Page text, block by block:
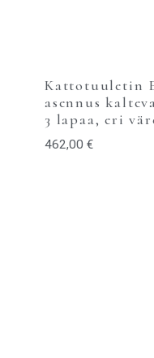
Kattotuuletin
asennus
3 lapaa, eri
462,00 €